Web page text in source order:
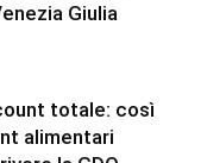
Giulia
totale: così
alimentari